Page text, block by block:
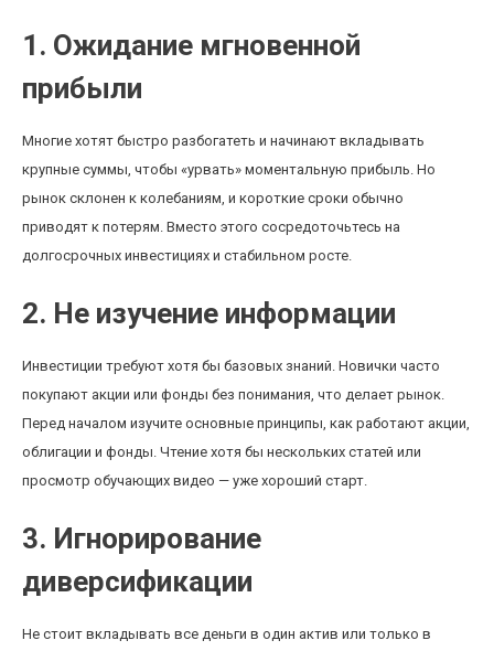
1. Ожидание мгновенной
прибыли
Многие хотят быстро разбогатеть и начинают вкладывать
крупные суммы, чтобы «урвать» моментальную прибыль. Но
рынок склонен к колебаниям, и короткие сроки обычно
приводят к потерям. Вместо этого сосредоточьтесь на
долгосрочных инвестициях и стабильном росте.
2. Не изучение информации
Инвестиции требуют хотя бы базовых знаний. Новички часто
покупают акции или фонды без понимания, что делает рынок.
Перед началом изучите основные принципы, как работают акции,
облигации и фонды. Чтение хотя бы нескольких статей или
просмотр обучающих видео — уже хороший старт.
3. Игнорирование
диверсификации
Не стоит вкладывать все деньги в один актив или только в